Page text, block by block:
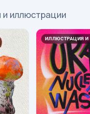
и иллюстрации
ИЛЛЮСТРАЦИЯ И